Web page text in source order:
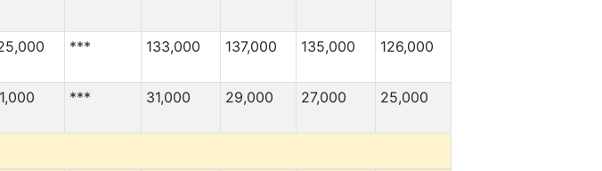
*** 133,000 137,000 135,000 126,000
*** 31,000 29,000 27,000 25,000